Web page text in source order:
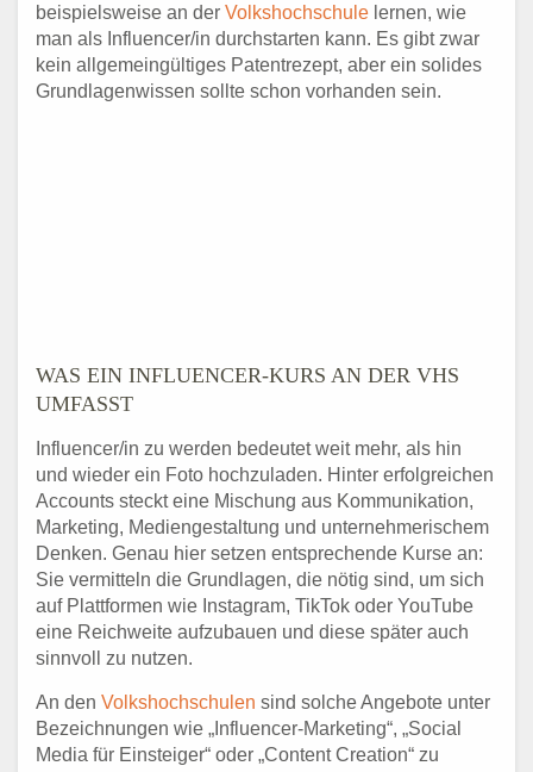
beispielsweise an der Volkshochschule lernen, wie
man als Influencer/in durchstarten kann. Es gibt zwar
kein allgemeingültiges Patentrezept, aber ein solides
Grundlagenwissen sollte schon vorhanden sein.
WAS EIN INFLUENCER-KURS AN DER VHS
UMFASST
Influencer/in zu werden bedeutet weit mehr, als hin
und wieder ein Foto hochzuladen. Hinter erfolgreichen
Accounts steckt eine Mischung aus Kommunikation,
Marketing, Mediengestaltung und unternehmerischem
Denken. Genau hier setzen entsprechende Kurse an:
Sie vermitteln die Grundlagen, die nötig sind, um sich
auf Plattformen wie Instagram, TikTok oder YouTube
eine Reichweite aufzubauen und diese später auch
sinnvoll zu nutzen.
An den Volkshochschulen sind solche Angebote unter
Bezeichnungen wie „Influencer-Marketing“, „Social
Media für Einsteiger“ oder „Content Creation“ zu